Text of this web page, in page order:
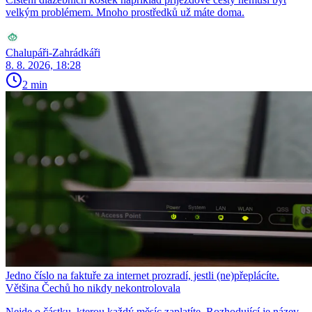
velkým problémem. Mnoho prostředků už máte doma.
Chalupáři-Zahrádkáři
8. 8. 2026, 18:28
2 min
Jedno číslo na faktuře za internet prozradí, jestli (ne)přeplácíte.
Většina Čechů ho nikdy nekontrolovala